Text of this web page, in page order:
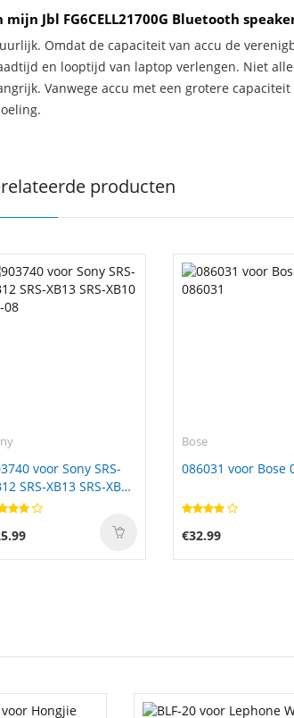
mijn Jbl FG6CELL21700G Bluetooth
Omdat de capaciteit van accu de
en looptijd van laptop verlengen. Niet
Vanwege accu met een grotere
producten
voor Sony SRS-
SRS-XB13 SRS-XB10
08
Bose
086031 voor Bose
€32.99